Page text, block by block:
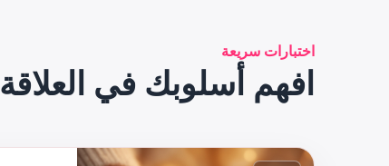
اختبارات سريعة
افهم أسلوبك في العلاقة